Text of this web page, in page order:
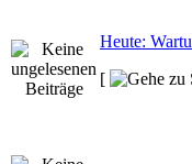
Heute:
[